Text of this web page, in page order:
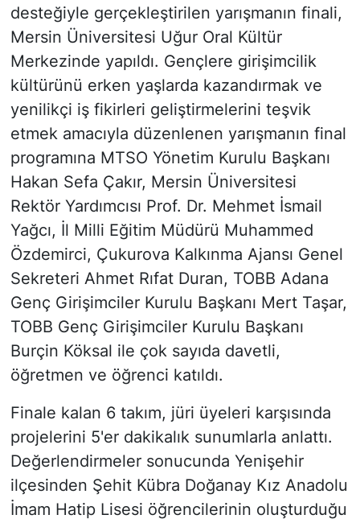
desteğiyle gerçekleştirilen yarışmanın finali,
Mersin Üniversitesi Uğur Oral Kültür
Merkezinde yapıldı. Gençlere girişimcilik
kültürünü erken yaşlarda kazandırmak ve
yenilikçi iş fikirleri geliştirmelerini teşvik
etmek amacıyla düzenlenen yarışmanın final
programına MTSO Yönetim Kurulu Başkanı
Hakan Sefa Çakır, Mersin Üniversitesi
Rektör Yardımcısı Prof. Dr. Mehmet İsmail
Yağcı, İl Milli Eğitim Müdürü Muhammed
Özdemirci, Çukurova Kalkınma Ajansı Genel
Sekreteri Ahmet Rıfat Duran, TOBB Adana
Genç Girişimciler Kurulu Başkanı Mert Taşar,
TOBB Genç Girişimciler Kurulu Başkanı
Burçin Köksal ile çok sayıda davetli,
öğretmen ve öğrenci katıldı.
Finale kalan 6 takım, jüri üyeleri karşısında
projelerini 5'er dakikalık sunumlarla anlattı.
Değerlendirmeler sonucunda Yenişehir
ilçesinden Şehit Kübra Doğanay Kız Anadolu
İmam Hatip Lisesi öğrencilerinin oluşturduğu